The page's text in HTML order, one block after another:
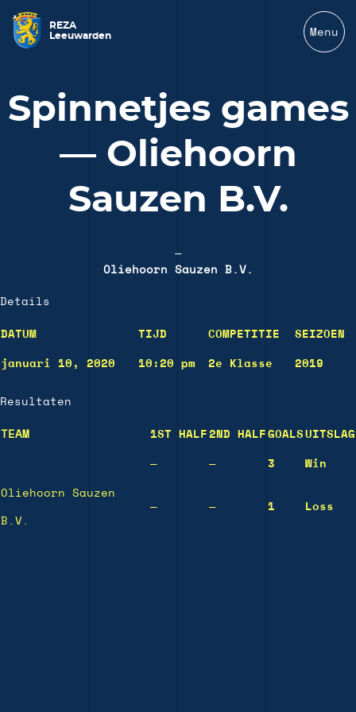
REZA
Leeuwarden
Menu
Spinnetjes games
— Oliehoorn
Sauzen B.V.
—
Oliehoorn Sauzen B.V.
Details
DATUM TIJD COMPETITIE SEIZOEN
januari 10, 2020 10:20 pm 2e Klasse 2019
Resultaten
TEAM 1ST HALF 2ND HALF GOALS UITSLAG
— — 3 Win
Oliehoorn Sauzen
B.V.
— — 1 Loss